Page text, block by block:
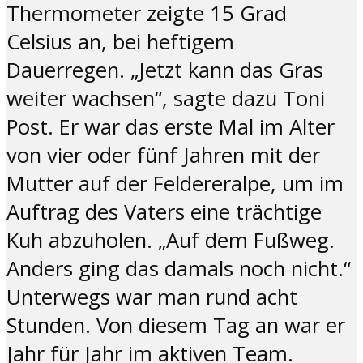
Thermometer zeigte 15 Grad
Celsius an, bei heftigem
Dauerregen. „Jetzt kann das Gras
weiter wachsen“, sagte dazu Toni
Post. Er war das erste Mal im Alter
von vier oder fünf Jahren mit der
Mutter auf der Feldereralpe, um im
Auftrag des Vaters eine trächtige
Kuh abzuholen. „Auf dem Fußweg.
Anders ging das damals noch nicht.“
Unterwegs war man rund acht
Stunden. Von diesem Tag an war er
Jahr für Jahr im aktiven Team.